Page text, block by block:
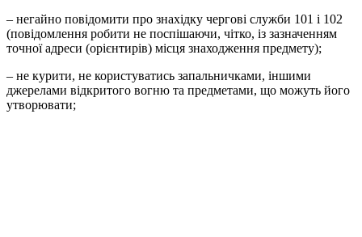
– негайно повідомити про знахідку чергові служби 101 і 102
(повідомлення робити не поспішаючи, чітко, із зазначенням
точної адреси (орієнтирів) місця знаходження предмету);
– не курити, не користуватись запальничками, іншими
джерелами відкритого вогню та предметами, що можуть його
утворювати;